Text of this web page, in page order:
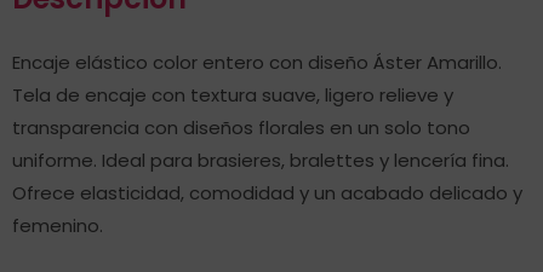
Encaje elástico color entero con diseño Áster Amarillo.
Tela de encaje con textura suave, ligero relieve y
transparencia con diseños florales en un solo tono
uniforme. Ideal para brasieres, bralettes y lencería fina.
Ofrece elasticidad, comodidad y un acabado delicado y
femenino.